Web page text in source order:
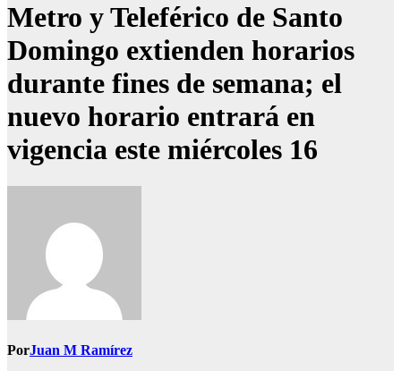
Metro y Teleférico de Santo
Domingo extienden horarios
durante fines de semana; el
nuevo horario entrará en
vigencia este miércoles 16
PorJuan M Ramírez